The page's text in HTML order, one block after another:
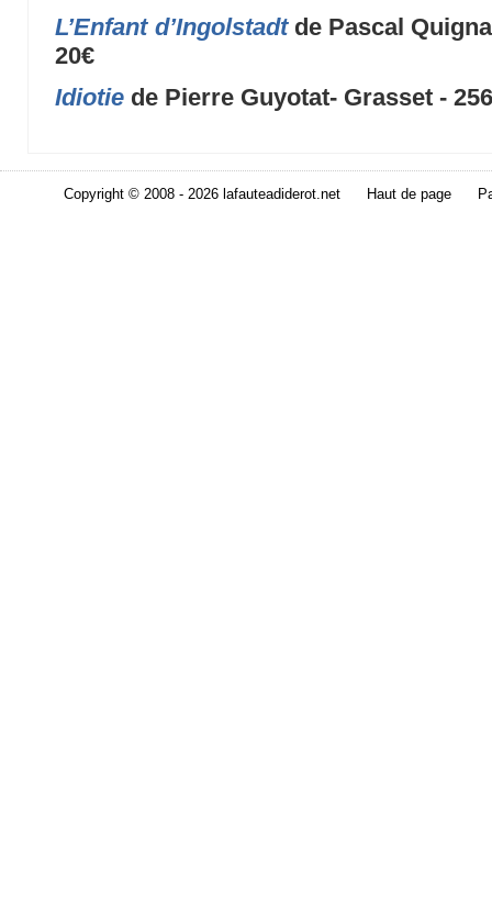
L’Enfant d’Ingolstadtde Pascal
20€
Idiotie de Pierre Guyotat- Grasset -
Copyright © 2008 - 2026 lafauteadiderot.net Haut de page